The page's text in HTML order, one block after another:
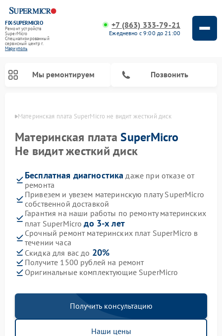
FIX-SUPERMICRO
Ремонт устройств
SuperMicro
Специализированный
cервисный центр г.
Мариуполь
+7 (863) 333-79-21
Ежедневно с 9:00 до 21:00
Мы ремонтируем Позвонить
Материнская плата SuperMicro не видит жесткий диск
Материнская платаSuperMicro
Не видит жесткий диск
Бесплатная диагностика даже при отказе от
ремонта
Привезем и увезем материнскую плату SuperMicro
собственной доставкой
Гарантия на наши работы по ремонту материнских
плат SuperMicroдо 3-х лет
Срочный ремонт материнских плат SuperMicro в
течении часа
Скидка для вас до 20%
Получите 1500 рублей на ремонт
Оригинальные комплектующие SuperMicro
Получить консультацию
Наши цены